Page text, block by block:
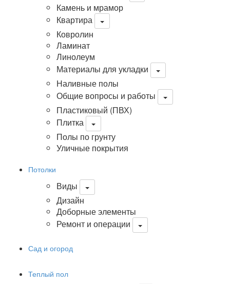
Камень и мрамор
Квартира
Ковролин
Ламинат
Линолеум
Материалы для укладки
Наливные полы
Общие вопросы и работы
Пластиковый (ПВХ)
Плитка
Полы по грунту
Уличные покрытия
Потолки
Виды
Дизайн
Доборные элементы
Ремонт и операции
Сад и огород
Теплый пол